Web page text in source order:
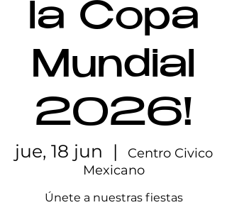
la Copa
Mundial
2026!
jue, 18 jun
  |
Centro Civico
Mexicano
Únete a nuestras fiestas